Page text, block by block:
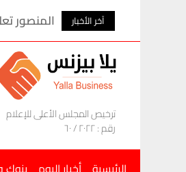
آخر الأخبار المنصور
ترخيص المجلس الأعلى للإعلام
رقم : ٢٠٢٢ / ٦٠